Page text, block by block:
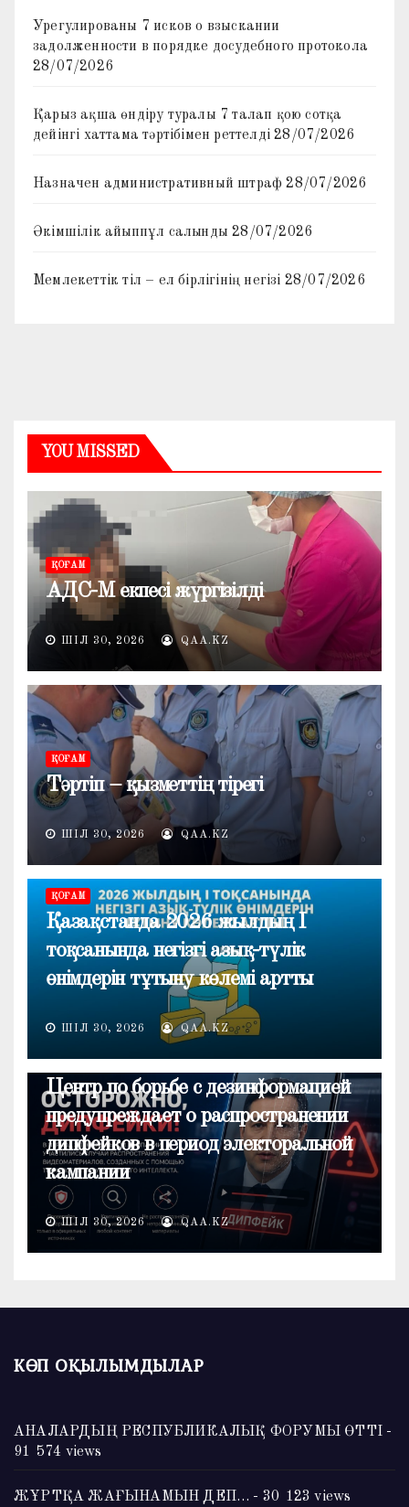
Урегулированы 7 исков о взыскании
задолженности в порядке досудебного протокола
28/07/2026
Қарыз ақша өндіру туралы 7 талап қою сотқа
дейінгі хаттама тәртібімен реттелді 28/07/2026
Назначен административный штраф 28/07/2026
Әкімшілік айыппұл салынды 28/07/2026
Мемлекеттік тіл – ел бірлігінің негізі 28/07/2026
YOU MISSED
ҚОҒАМ
АДС-М екпесі жүргізілді
ШІЛ 30, 2026 QAA.KZ
ҚОҒАМ
Тәртіп – қызметтің тірегі
ШІЛ 30, 2026 QAA.KZ
ҚОҒАМ
Қазақстанда 2026 жылдың I
тоқсанында негізгі азық-түлік
өнімдерін тұтыну көлемі артты
ШІЛ 30, 2026 QAA.KZ
ОБЩЕСТВО
Центр по борьбе с дезинформацией
предупреждает о распространении
дипфейков в период электоральной
кампании
ШІЛ 30, 2026 QAA.KZ
КӨП ОҚЫЛЫМДЫЛАР
АНАЛАРДЫҢ РЕСПУБЛИКАЛЫҚ ФОРУМЫ ӨТТІ -
91 574 views
ЖҰРТҚА ЖАҒЫНАМЫН ДЕП… - 30 123 views